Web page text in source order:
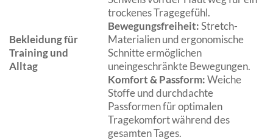
Bekleidung für
Training und
Alltag
trockenes Tragegefühl.
Bewegungsfreiheit:Stretch-
Materialien und ergonomische
Schnitte ermöglichen
uneingeschränkte Bewegungen.
Komfort & Passform:Weiche
Stoffe und durchdachte
Passformen für optimalen
Tragekomfort während des
gesamten Tages.